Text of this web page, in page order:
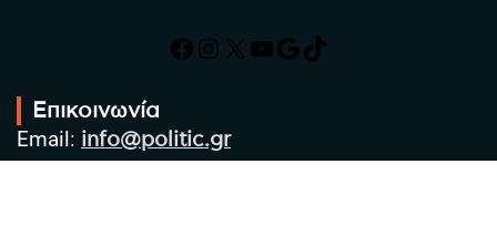
Facebook
Instagram
X YouTube
Google
TikTok
Επικοινωνία
Email: info@politic.gr
Τηλ: